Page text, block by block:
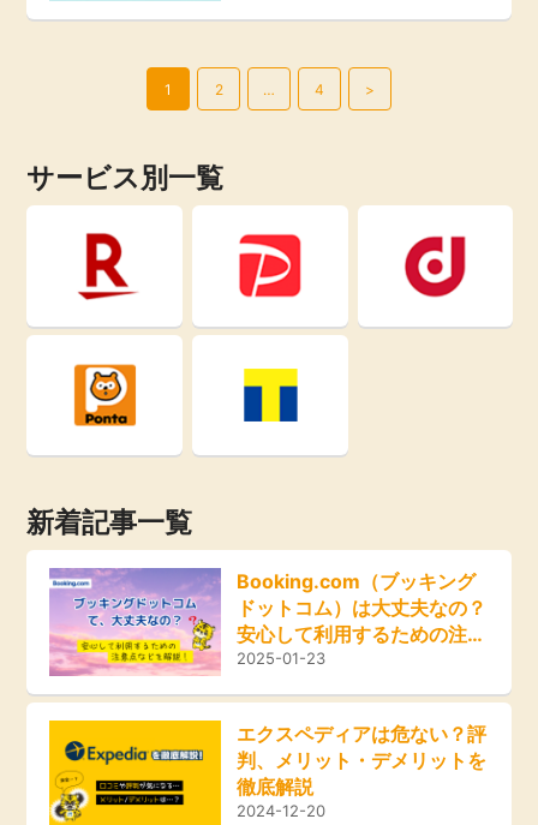
1 2 … 4 >
サービス別一覧
新着記事一覧
Booking.com（ブッキング
ドットコム）は大丈夫なの？
安心して利用するための注意
点などを解説！
2025-01-23
エクスペディアは危ない？評
判、メリット・デメリットを
徹底解説
2024-12-20